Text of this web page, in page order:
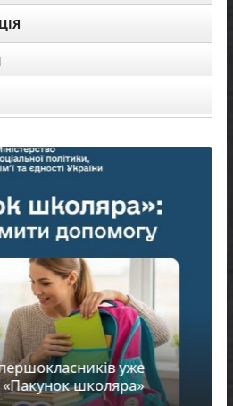
уже
школяра»